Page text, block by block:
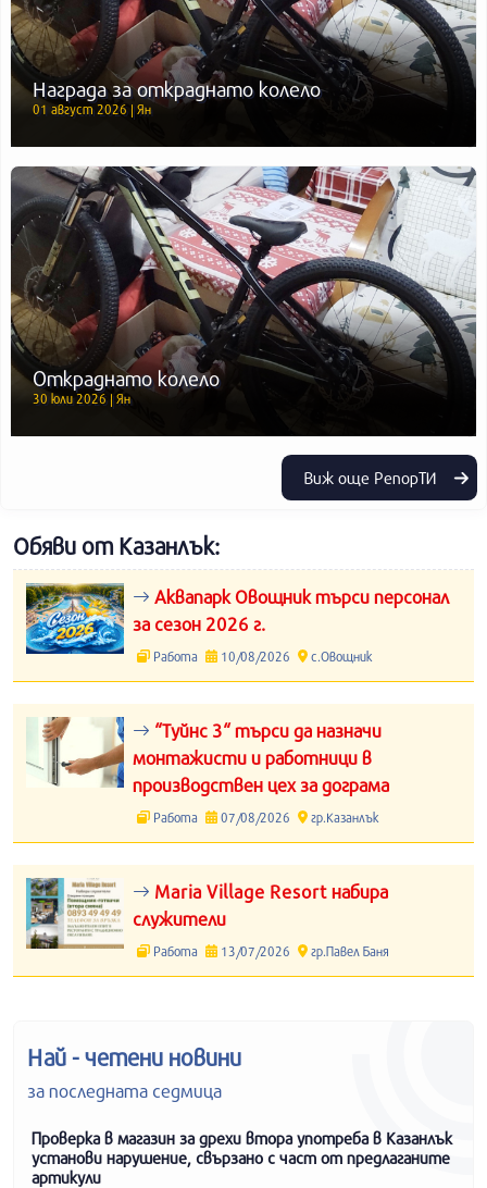
Награда за откраднато колело
01 август 2026 | Ян
Откраднато колело
30 юли 2026 | Ян
Виж още РепорТИ
Обяви от Казанлък:
Аквапарк Овощник търси персонал
за сезон 2026 г.
Работа 10/08/2026 с.Овощник
“Туйнс 3“ търси да назначи
монтажисти и работници в
производствен цех за дограма
Работа 07/08/2026 гр.Казанлък
Maria Village Resort набира
служители
Работа 13/07/2026 гр.Павел Баня
Най - четени новини
за последната седмица
Проверка в магазин за дрехи втора употреба в Казанлък
установи нарушение, свързано с част от предлаганите
артикули